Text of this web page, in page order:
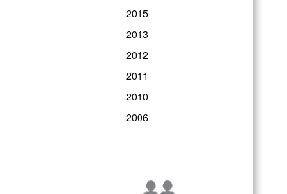
2015
2013
2012
2011
2010
2006